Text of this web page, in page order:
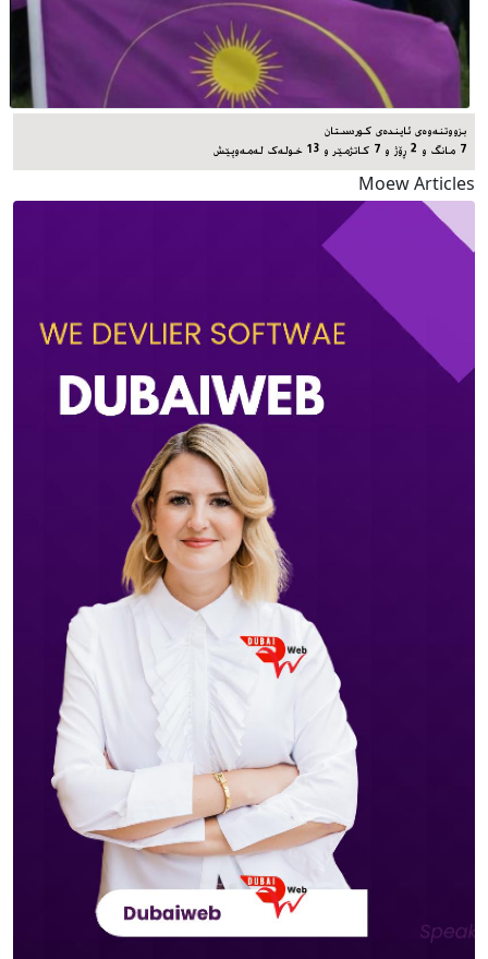
بزووتنەوەی ئایندەی کوردستان
7 مانگ و 2 ڕۆژ و 7 کاتژمێر و 13 خوله‌ک له‌مه‌وپێش‌
Moew Articles